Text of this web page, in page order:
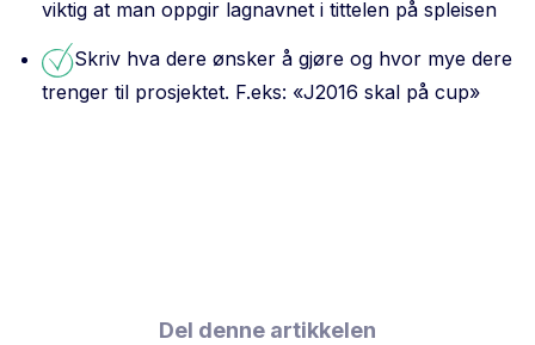
viktig at man oppgir lagnavnet i tittelen på spleisen
Skriv hva dere ønsker å gjøre og hvor mye dere
trenger til prosjektet. F.eks: «J2016 skal på cup»
Del denne artikkelen